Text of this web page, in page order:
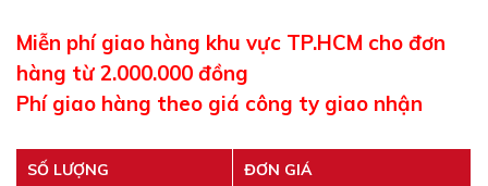
Miễn phí giao hàng khu vực TP.HCM cho đơn
hàng từ 2.000.000 đồng
Phí giao hàng theo giá công ty giao nhận
SỐ LƯỢNG ĐƠN GIÁ